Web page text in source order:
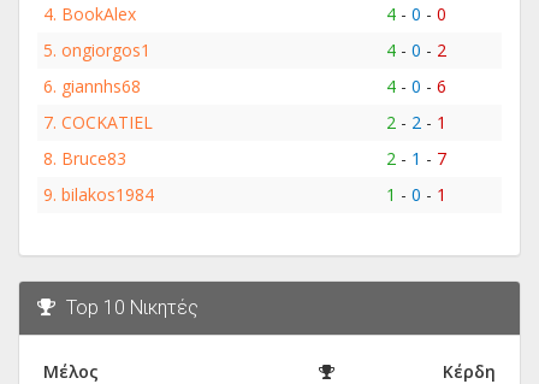
4. BookAlex 4- 0 - 0
5. ongiorgos1 4- 0 - 2
6. giannhs68 4- 0 - 6
7. COCKATIEL 2 - 2 - 1
8. Bruce83 2 - 1 - 7
9. bilakos1984 1 - 0 - 1
Top 10 Νικητές
Μέλος
Κέρδη